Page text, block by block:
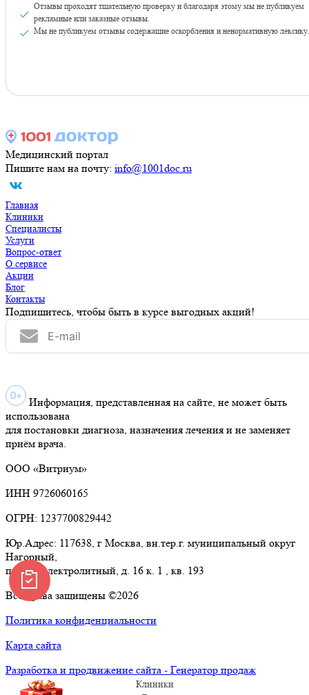
Отзывы проходят тщательную проверку и благодаря этому мы не публикуем
рекламные или заказные отзывы.
Мы не публикуем отзывы содержащие оскорбления и ненормативную лексику.
Медицинский портал
Пишите нам на почту: info@1001doc.ru
Главная
Клиники
Специалисты
Услуги
Вопрос-ответ
О сервисе
Акции
Блог
Контакты
Подпишитесь, чтобы быть в курсе выгодных акций!
Информация, представленная на сайте, не может быть
использована
для постановки диагноза, назначения лечения и не заменяет
приём врача.
ООО «Витриум»
ИНН 9726060165
ОГРН: 1237700829442
Юр.Адрес: 117638, г Москва, вн.тер.г. муниципальный округ
Нагорный,
проезд Электролитный, д. 16 к. 1 , кв. 193
Все права защищены ©2026
Политика конфиденциальности
Карта сайта
Разработка и продвижение сайта - Генератор продаж
Клиники